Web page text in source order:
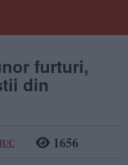
furturi,
din
1656